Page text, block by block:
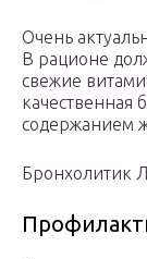
Очень
В рационе
свежие
качественная
содержанием
Бронхолитик